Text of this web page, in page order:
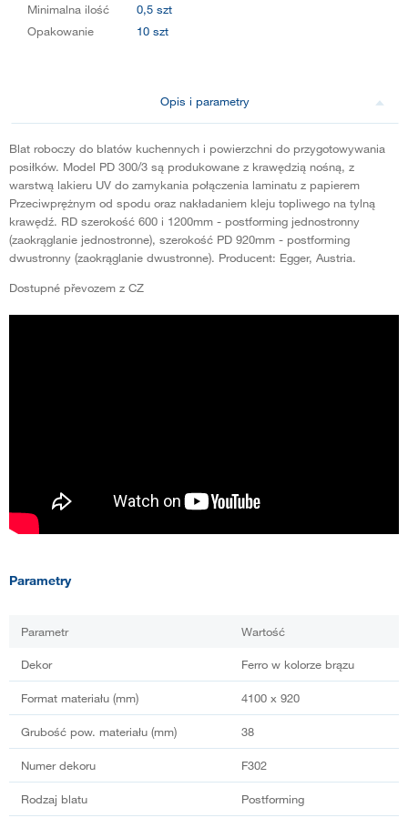
Minimalna ilość
0,5 szt
Opakowanie
10 szt
Opis i parametry
Blat roboczy do blatów kuchennych i powierzchni do przygotowywania
posiłków. Model PD 300/3 są produkowane z krawędzią nośną, z
warstwą lakieru UV do zamykania połączenia laminatu z papierem
Przeciwprężnym od spodu oraz nakładaniem kleju topliwego na tylną
krawędź. RD szerokość 600 i 1200mm - postforming jednostronny
(zaokrąglanie jednostronne), szerokość PD 920mm - postforming
dwustronny (zaokrąglanie dwustronne). Producent: Egger, Austria.
Dostupné převozem z CZ
Parametry
Parametr Wartość
Dekor Ferro w kolorze brązu
Format materiału (mm) 4100 x 920
Grubość pow. materiału (mm) 38
Numer dekoru F302
Rodzaj blatu Postforming